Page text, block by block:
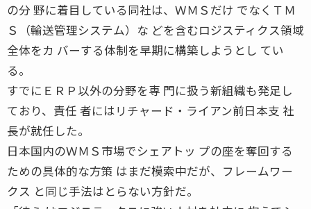
の分 野に着目している同社は、ＷＭＳだけ でなくＴＭ
Ｓ（輸送管理システム）な どを含むロジスティクス領域
全体をカ バーする体制を早期に構築しようとし てい
る。
すでにＥＲＰ以外の分野を専 門に扱う新組織も発足し
ており、責任 者にはリチャード・ライアン前日本支 社
長が就任した。
日本国内のＷＭＳ市場でシェアトッ プの座を奪回する
ための具体的な方策 はまだ模索中だが、フレームワー
クス と同じ手法はとらない方針だ。